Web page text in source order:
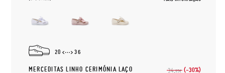
20 36
MERCEDITAS LINHO CERIMÓNIA LAÇO
34,95€ (-30%)